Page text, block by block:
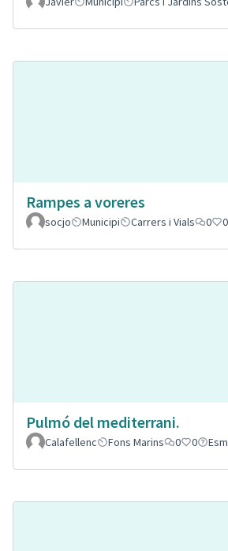
Rampes a voreres
socjo
Municipi Carrers i Vials 0 0
Pulmó del mediterrani.
Calafellenc
Fons Marins 0 0